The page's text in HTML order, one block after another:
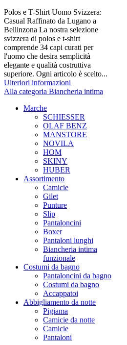
Polos e T-Shirt Uomo Svizzera:
Casual Raffinato da Lugano a
Bellinzona La nostra selezione
svizzera di polos e t-shirt
comprende 34 capi curati per
l'uomo che desira semplicità
elegante e qualità costruttiva
superiore. Ogni articolo è scelto...
Ulteriori informazioni
Alla categoria Biancheria intima
Marche
SCHIESSER
OLAF BENZ
MANSTORE
NOVILA
HOM
SKINY
HUBER
Assortimento
Camicie
Gilet
Punture
Slip
Pantaloncini
Boxer
Pantaloni lunghi
Biancheria intima
funzionale
Costumi da bagno
Pantaloncini da bagno
Costumi da bagno
Accappatoi
Abbigliamento da notte
Pigiama
Camicie da notte
Camicie
Pantaloni